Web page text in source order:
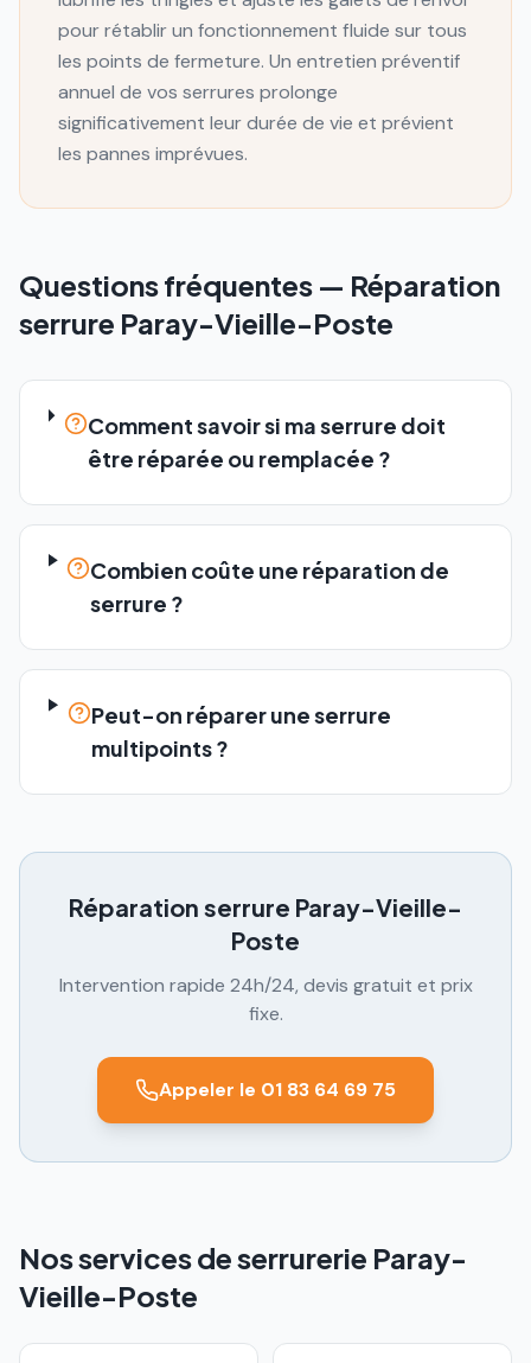
pour rétablir un fonctionnement fluide sur tous
les points de fermeture. Un entretien préventif
annuel de vos serrures prolonge
significativement leur durée de vie et prévient
les pannes imprévues.
Questions fréquentes — Réparation
serrure Paray-Vieille-Poste
Comment savoir si ma serrure doit
être réparée ou remplacée ?
Combien coûte une réparation de
serrure ?
Peut-on réparer une serrure
multipoints ?
Réparation serrure Paray-Vieille-
Poste
Intervention rapide 24h/24, devis gratuit et prix
fixe.
Appeler le 01 83 64 69 75
Nos services de serrurerie Paray-
Vieille-Poste